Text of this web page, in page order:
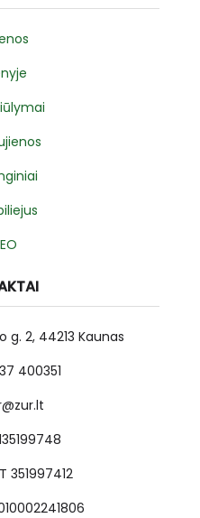
g. 2, 44213 Kaunas
400351
351997412